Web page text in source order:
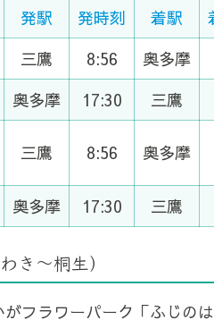
発駅 発時刻 着駅
三鷹 8:56 奥多摩
奥多摩 17:30 三鷹
三鷹 8:56 奥多摩
奥多摩 17:30 三鷹
き～桐生）
がフラワーパーク「ふじの